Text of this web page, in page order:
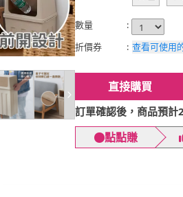
數量
:
折價券
: 查看可使用
直接購買
訂單確認後，商品預
點點賺